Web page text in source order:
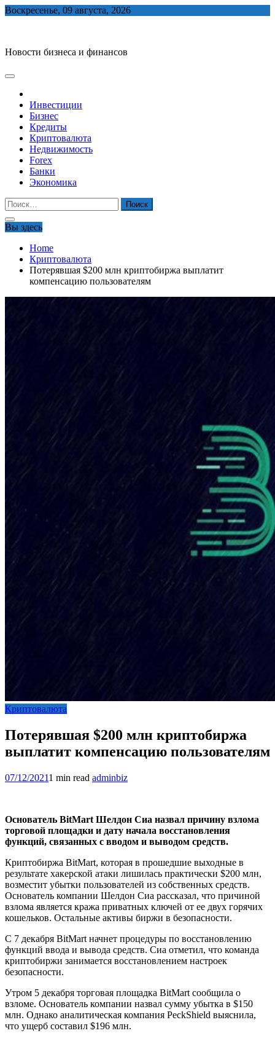
Skip
Воскресенье, 09 августа, 2026
Новости бизнеса и финансов
Инвестиции
Бизнес
Кредиты
Криптовалюта
Недвижимость
Forex
Банки
Экономика
Найти:
Вы здесь
Home
Криптовалюта
Потерявшая $200 млн криптобиржа выплатит
компенсацию пользователям
Криптовалюта
Потерявшая $200 млн криптобиржа
выплатит компенсацию пользователям
07/12/20211 min read adminbiz
Основатель BitMart Шелдон Сиа назвал причину взлома
торговой площадки и дату начала восстановления
функций, связанных с вводом и выводом средств.
Криптобиржа BitMart, которая в прошедшие выходные в
результате хакерской атаки лишилась практически $200 млн,
возместит убытки пользователей из собственных средств.
Основатель компании Шелдон Сиа рассказал, что причиной
взлома является кража приватных ключей от ее двух горячих
кошельков. Остальные активы биржи в безопасности.
С 7 декабря BitMart начнет процедуры по восстановлению
функций ввода и вывода средств. Сиа отметил, что команда
криптобиржи занимается восстановлением настроек
безопасности.
Утром 5 декабря торговая площадка BitMart сообщила о
взломе. Основатель компании назвал сумму убытка в $150
млн. Однако аналитическая компания PeckShield выяснила,
что ущерб составил $196 млн.